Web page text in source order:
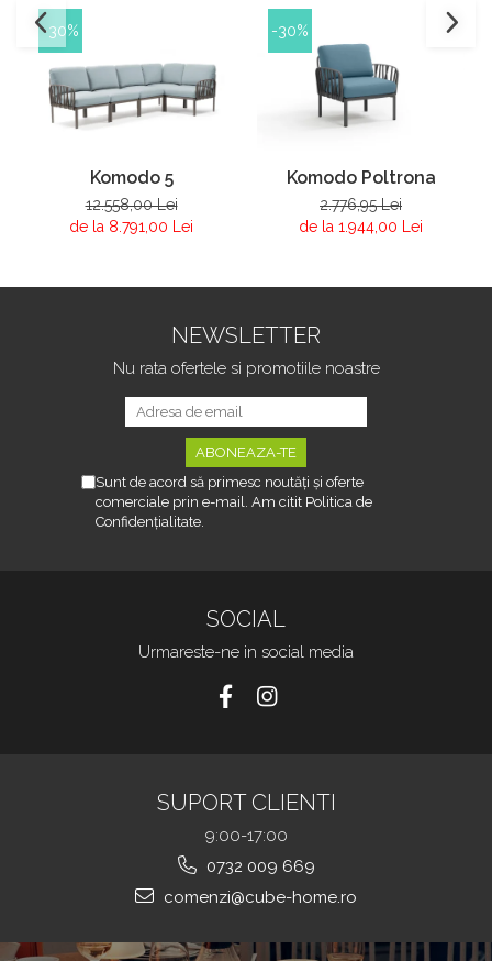
-30%
Komodo 5
12.558,00 Lei
de la 8.791,00 Lei
-30%
Komodo Poltrona
2.776,95 Lei
de la 1.944,00 Lei
NEWSLETTER
Nu rata ofertele si promotiile noastre
Sunt de acord să primesc noutăți și oferte
comerciale prin e-mail. Am citit Politica de
Confidențialitate.
SOCIAL
Urmareste-ne in social media
SUPORT CLIENTI
9:00-17:00
0732 009 669
comenzi@cube-home.ro